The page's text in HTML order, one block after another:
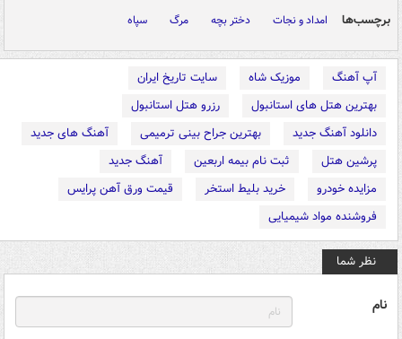
برچسب‌ها امداد و نجات دختر بچه مرگ سپاه
آپ آهنگ موزیک شاه
سایت تاریخ ایران
بهترین هتل های استانبول
رزرو هتل استانبول
دانلود آهنگ جدید
بهترین جراح بینی ترمیمی
آهنگ های جدید
پرشین هتل
ثبت نام بیمه اربعین
آهنگ جدید
مزایده خودرو
خرید بلیط استخر
قیمت ورق آهن پرایس
فروشنده مواد شیمیایی
نظر شما
نام